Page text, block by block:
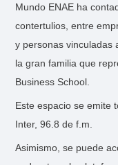
Mundo ENAE ha
contertulios, entre
y personas vinculadas
la gran familia que
Business School.
Este espacio se emite
Inter, 96.8 de f.m.
Asimismo, se puede